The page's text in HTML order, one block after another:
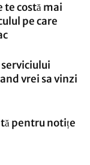
te costă mai
pe care
vrei sa vinzi
pentru notițe